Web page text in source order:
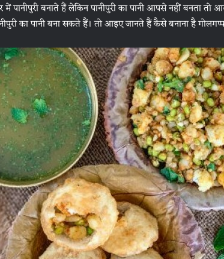
पानीपुरी बनाते हैं लेकिन पानीपुरी का पानी आपसे नहीं बनता
का पानी बना सकते हैं। तो आइए जानते हैं कैसे बनाना है